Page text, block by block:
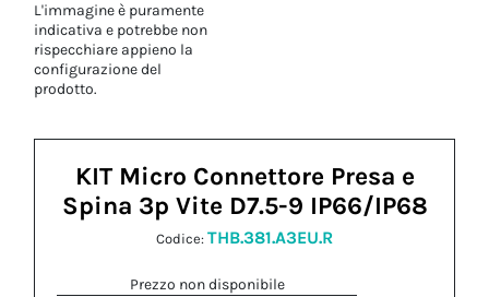
L'immagine è puramente
indicativa e potrebbe non
rispecchiare appieno la
configurazione del
prodotto.
KIT Micro Connettore Presa e
Spina 3p Vite D7.5-9 IP66/IP68
Codice: THB.381.A3EU.R
Prezzo non disponibile